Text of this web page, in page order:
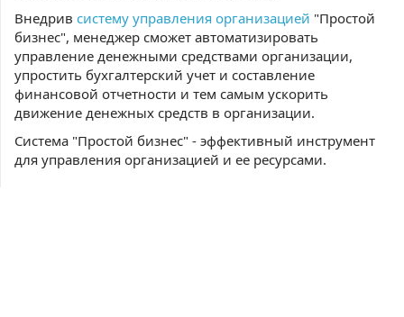
Внедрив систему управления организацией "Простой
бизнес", менеджер сможет автоматизировать
управление денежными средствами организации,
упростить бухгалтерский учет и составление
финансовой отчетности и тем самым ускорить
движение денежных средств в организации.
Система "Простой бизнес" - эффективный инструмент
для управления организацией и ее ресурсами.